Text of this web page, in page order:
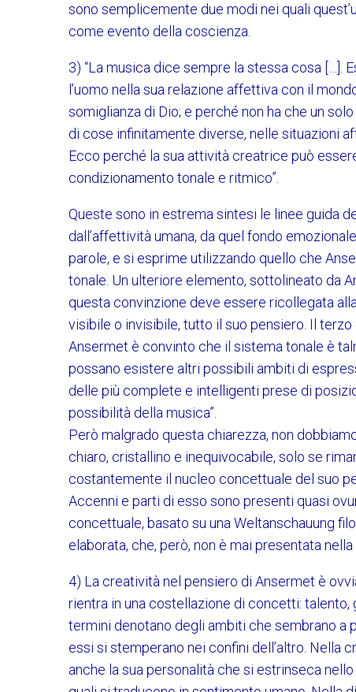
sono semplicemente due modi nei quali
come evento della coscienza.
3) “La musica dice sempre la stessa cosa […].
l’uomo nella sua relazione affettiva con il
somiglianza di Dio; e perché non ha che un
di cose infinitamente diverse, nelle situazioni
Ecco perché la sua attività creatrice può
condizionamento tonale e ritmico”.
Queste sono in estrema sintesi le linee guida
dall’affettività umana, da quel fondo
parole, e si esprime utilizzando quello che
tonale. Un ulteriore elemento, sottolineato da
questa convinzione deve essere ricollegata
visibile o invisibile, tutto il suo pensiero. Il
Ansermet è convinto che il sistema tonale è
possano esistere altri possibili ambiti di
delle più complete e intelligenti prese di
possibilità della musica”.
Però malgrado questa chiarezza, non
chiaro, cristallino e inequivocabile, solo se
costantemente il nucleo concettuale del suo
Accenni e parti di esso sono presenti quasi
concettuale, basato su una Weltanschauung
elaborata, che, però, non è mai presentata
4) La creatività nel pensiero di Ansermet è
rientra in una costellazione di concetti:
termini denotano degli ambiti che sembrano a
essi si stemperano nei confini dell’altro. Nella
anche la sua personalità che si estrinseca